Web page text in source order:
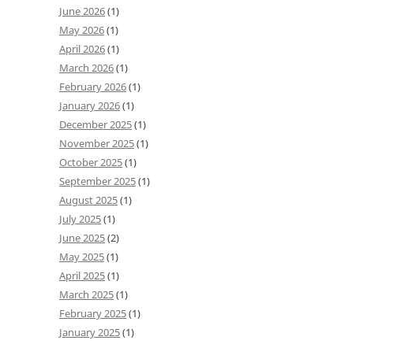
June 2026(1)
May 2026(1)
April 2026(1)
March 2026(1)
February 2026(1)
January 2026(1)
December 2025(1)
November 2025(1)
October 2025(1)
September 2025(1)
August 2025(1)
July 2025(1)
June 2025(2)
May 2025(1)
April 2025(1)
March 2025(1)
February 2025(1)
January 2025(1)